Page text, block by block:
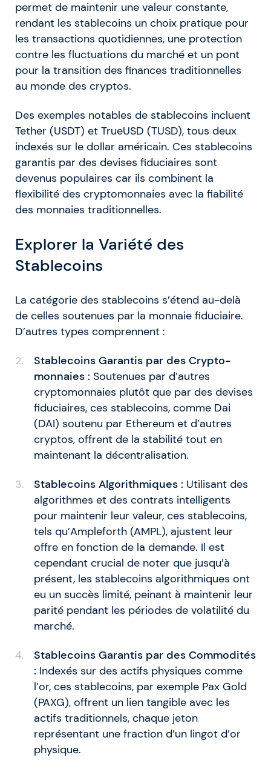
permet de maintenir une valeur constante,
rendant les stablecoins un choix pratique pour
les transactions quotidiennes, une protection
contre les fluctuations du marché et un pont
pour la transition des finances traditionnelles
au monde des cryptos.
Des exemples notables de stablecoins incluent
Tether (USDT) et TrueUSD (TUSD), tous deux
indexés sur le dollar américain. Ces stablecoins
garantis par des devises fiduciaires sont
devenus populaires car ils combinent la
flexibilité des cryptomonnaies avec la fiabilité
des monnaies traditionnelles.
Explorer la Variété des
Stablecoins
La catégorie des stablecoins s’étend au-delà
de celles soutenues par la monnaie fiduciaire.
D’autres types comprennent :
Stablecoins Garantis par des Crypto-
monnaies : Soutenues par d’autres
cryptomonnaies plutôt que par des devises
fiduciaires, ces stablecoins, comme Dai
(DAI) soutenu par Ethereum et d’autres
cryptos, offrent de la stabilité tout en
maintenant la décentralisation.
Stablecoins Algorithmiques : Utilisant des
algorithmes et des contrats intelligents
pour maintenir leur valeur, ces stablecoins,
tels qu’Ampleforth (AMPL), ajustent leur
offre en fonction de la demande. Il est
cependant crucial de noter que jusqu’à
présent, les stablecoins algorithmiques ont
eu un succès limité, peinant à maintenir leur
parité pendant les périodes de volatilité du
marché.
Stablecoins Garantis par des Commodités
: Indexés sur des actifs physiques comme
l’or, ces stablecoins, par exemple Pax Gold
(PAXG), offrent un lien tangible avec les
actifs traditionnels, chaque jeton
représentant une fraction d’un lingot d’or
physique.